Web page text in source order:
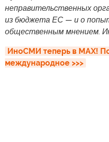
неправительственных
из бюджета ЕС — и о
общественным мнением.
ИноСМИ теперь в MAX!
международное >>>